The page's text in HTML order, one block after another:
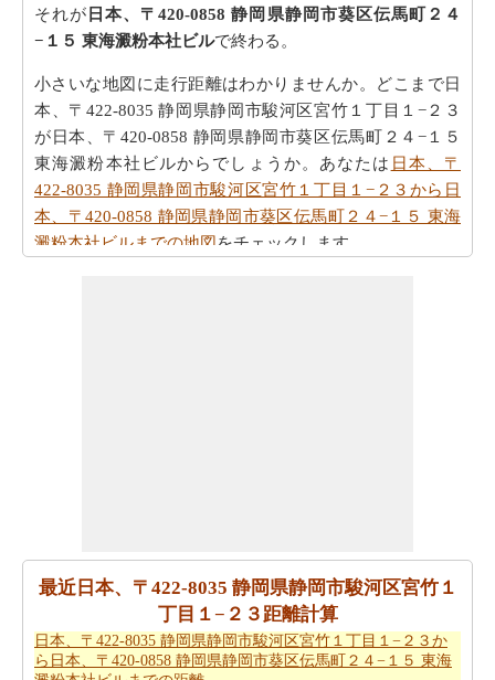
それが 日本、〒420-0858 静岡県静岡市葵区伝馬町２４
−１５ 東海澱粉本社ビルで終わる。
小さいな地図に走行距離はわかりませんか。どこまで日
本、〒422-8035 静岡県静岡市駿河区宮竹１丁目１−２３
が日本、〒420-0858 静岡県静岡市葵区伝馬町２４−１５
東海澱粉本社ビルからでしょうか。あなたは 日本、〒
422-8035 静岡県静岡市駿河区宮竹１丁目１−２３から日
本、〒420-0858 静岡県静岡市葵区伝馬町２４−１５ 東海
澱粉本社ビルまでの地図をチェックします。
行距離はチェックします。
走行時間は走行距離といっように大切な事です。その
為、あなたは日本、〒422-8035 静岡県静岡市駿河区宮竹
１丁目１−２３から日本、〒420-0858 静岡県静岡市葵区
最近日本、〒422-8035 静岡県静岡市駿河区宮竹１
丁目１−２３距離計算
日本、〒422-8035 静岡県静岡市駿河区宮竹１丁目１−２３か
ら日本、〒420-0858 静岡県静岡市葵区伝馬町２４−１５ 東海